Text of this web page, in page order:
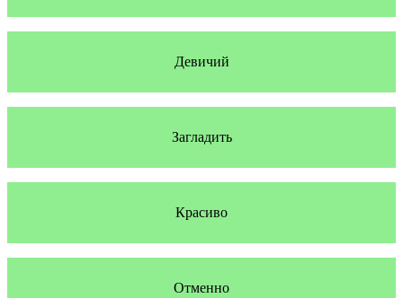
Девичий
Загладить
Красиво
Отменно